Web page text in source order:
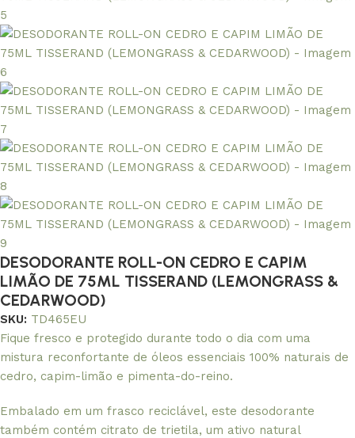
DESODORANTE ROLL-ON CEDRO E CAPIM
LIMÃO DE 75ML TISSERAND (LEMONGRASS &
CEDARWOOD)
SKU: TD465EU
Fique fresco e protegido durante todo o dia com uma
mistura reconfortante de óleos essenciais 100% naturais de
cedro, capim-limão e pimenta-do-reino.
Embalado em um frasco reciclável, este desodorante
também contém citrato de trietila, um ativo natural